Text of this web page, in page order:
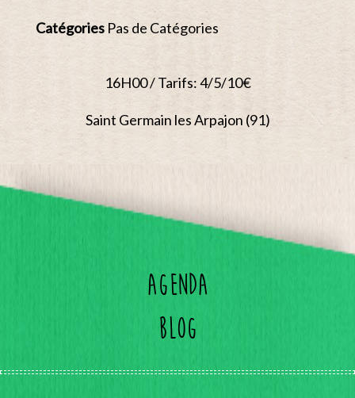
Catégories Pas de Catégories
16H00 / Tarifs: 4/5/10€
Saint Germain les Arpajon (91)
Agenda
Blog